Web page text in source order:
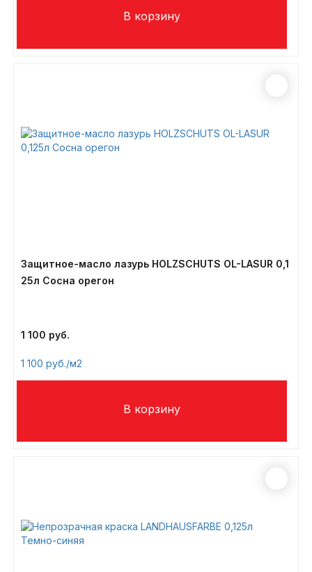
Защитное-масло лазурь HOLZSCHUTS OL-LASUR 0,1
25л Сосна орегон
1 100
1 100 /м2